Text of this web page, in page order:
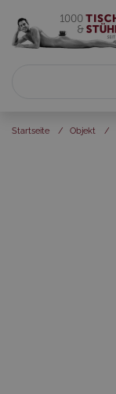
Startseite / Objekt /